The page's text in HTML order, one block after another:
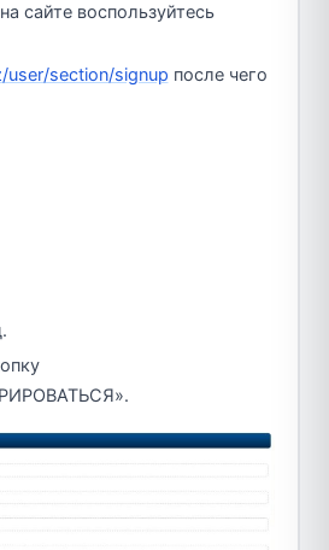
сайте воспользуйтесь
section/signup после чего